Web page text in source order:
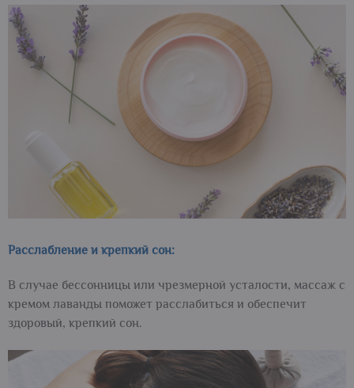
Расслабление и крепкий сон:
В случае бессонницы или чрезмерной усталости, массаж с
кремом лаванды поможет расслабиться и обеспечит
здоровый, крепкий сон.